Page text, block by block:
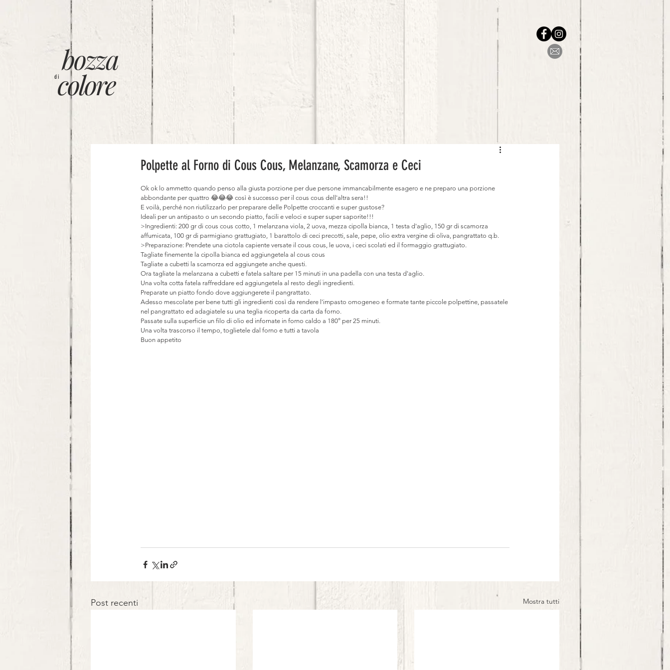
bozza
colore
di
Polpette al Forno di Cous Cous, Melanzane, Scamorza e Ceci
Ok ok lo ammetto quando penso alla giusta porzione per due persone immancabilmente esagero e ne preparo una porzione
abbondante per quattro 😂😂😂 così è successo per il cous cous dell'altra sera!!
E voilà, perché non riutilizzarlo per preparare delle Polpette croccanti e super gustose?
Ideali per un antipasto o un secondo piatto, facili e veloci e super super saporite!!!
>Ingredienti: 200 gr di cous cous cotto, 1 melanzana viola, 2 uova, mezza cipolla bianca, 1 testa d'aglio, 150 gr di scamorza
affumicata, 100 gr di parmigiano grattugiato, 1 barattolo di ceci precotti, sale, pepe, olio extra vergine di oliva, pangrattato q.b.
>Preparazione: Prendete una ciotola capiente versate il cous cous, le uova, i ceci scolati ed il formaggio grattugiato.
Tagliate finemente la cipolla bianca ed aggiungetela al cous cous
Tagliate a cubetti la scamorza ed aggiungete anche questi.
Ora tagliate la melanzana a cubetti e fatela saltare per 15 minuti in una padella con una testa d'aglio.
Una volta cotta fatela raffreddare ed aggiungetela al resto degli ingredienti.
Preparate un piatto fondo dove aggiungerete il pangrattato.
Adesso mescolate per bene tutti gli ingredienti così da rendere l'impasto omogeneo e formate tante piccole polpettine, passatele
nel pangrattato ed adagiatele su una teglia ricoperta da carta da forno.
Passate sulla superficie un filo di olio ed infornate in forno caldo a 180° per 25 minuti.
Una volta trascorso il tempo, toglietele dal forno e tutti a tavola
Buon appetito
Post recenti Mostra tutti